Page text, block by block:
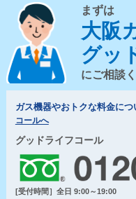
まずは
大阪
グッ
にご相談
ガス機器やおトクな料金に
コールへ
グッドライフコール
[受付時間］全日 9:00～19:00